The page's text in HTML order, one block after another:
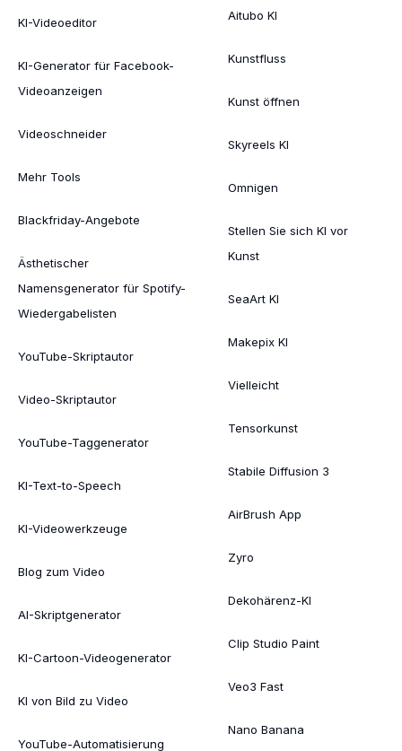
KI-Videoeditor
KI-Generator für Facebook-
Videoanzeigen
Videoschneider
Mehr Tools
Blackfriday-Angebote
Ästhetischer
Namensgenerator für Spotify-
Wiedergabelisten
YouTube-Skriptautor
Video-Skriptautor
YouTube-Taggenerator
KI-Text-to-Speech
KI-Videowerkzeuge
Blog zum Video
AI-Skriptgenerator
KI-Cartoon-Videogenerator
KI von Bild zu Video
YouTube-Automatisierung
Aitubo KI
Kunstfluss
Kunst öffnen
Skyreels KI
Omnigen
Stellen Sie sich KI vor
Kunst
SeaArt KI
Makepix KI
Vielleicht
Tensorkunst
Stabile Diffusion 3
AirBrush App
Zyro
Dekohärenz-KI
Clip Studio Paint
Veo3 Fast
Nano Banana